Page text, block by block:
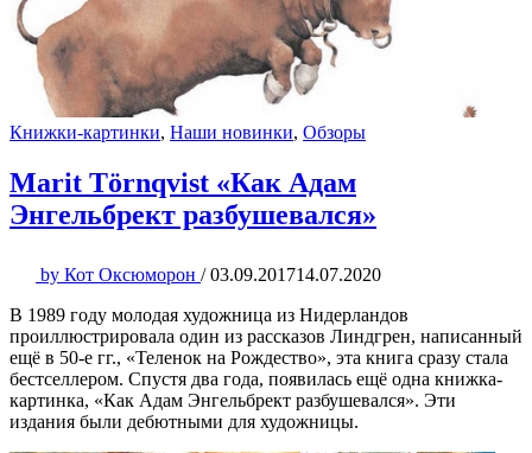
Книжки-картинки, Наши новинки, Обзоры
Marit Törnqvist «Как Адам
Энгельбрект разбушевался»
by Кот Оксюморон / 03.09.201714.07.2020
В 1989 году молодая художница из Нидерландов
проиллюстрировала один из рассказов Линдгрен, написанный
ещё в 50-е гг., «Теленок на Рождество», эта книга сразу стала
бестселлером. Спустя два года, появилась ещё одна книжка-
картинка, «Как Адам Энгельбрект разбушевался». Эти
издания были дебютными для художницы.